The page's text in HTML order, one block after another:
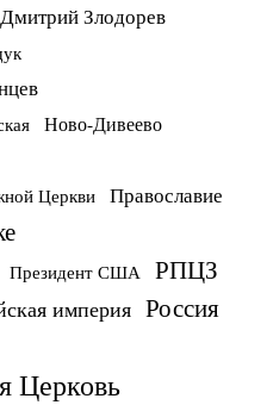
Дмитрий Злодорев
Ново-Дивеево
Церкви Православие
Президент США РПЦЗ
империя Россия
Церковь